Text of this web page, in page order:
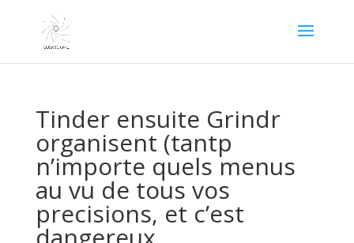
Tinder ensuite Grindr
organisent (tantp
n’importe quels menus
au vu de tous vos
precisions, et c’est